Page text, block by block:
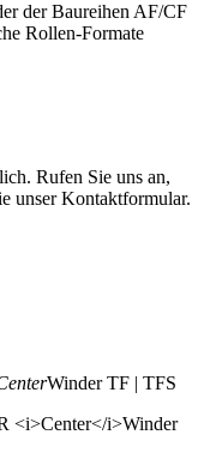
der Baureihen AF/CF
Rollen-Formate
Rufen Sie uns an,
unser Kontaktformular.
Winder TF | TFS